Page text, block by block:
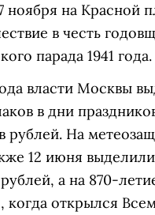
ноября на Красной
в честь
парада 1941 года.
власти Москвы
в дни
рублей. На
12 июня
а на 870-
когда открылся